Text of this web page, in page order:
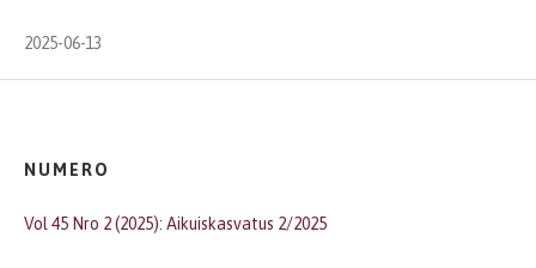
2025-06-13
NUMERO
Vol 45 Nro 2 (2025): Aikuiskasvatus 2/2025